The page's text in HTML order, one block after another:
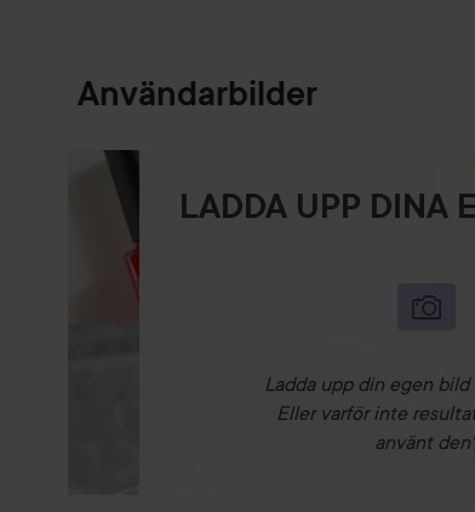
Användarbilder
LADDA UPP DINA
Ladda upp din egen
Eller varför inte
använt